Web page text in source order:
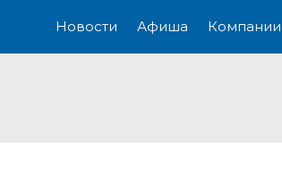
Новости Афиша Компании